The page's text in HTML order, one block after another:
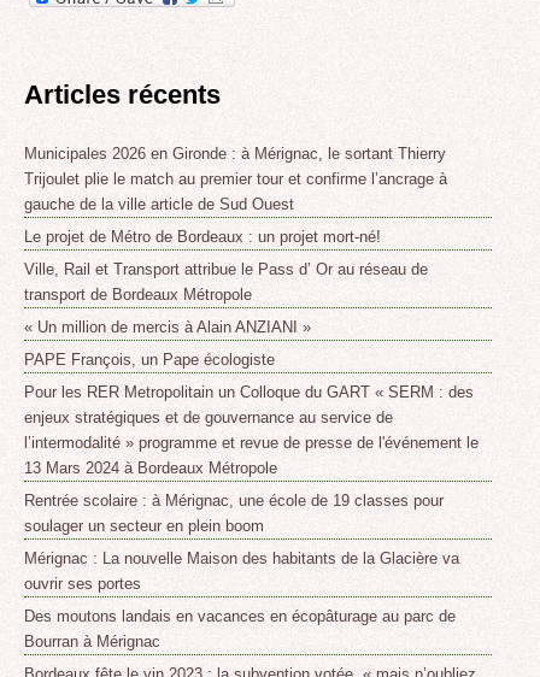
Articles récents
Municipales 2026 en Gironde : à Mérignac, le sortant Thierry
Trijoulet plie le match au premier tour et confirme l’ancrage à
gauche de la ville article de Sud Ouest
Le projet de Métro de Bordeaux : un projet mort-né!
Ville, Rail et Transport attribue le Pass d’ Or au réseau de
transport de Bordeaux Métropole
« Un million de mercis à Alain ANZIANI »
PAPE François, un Pape écologiste
Pour les RER Metropolitain un Colloque du GART « SERM : des
enjeux stratégiques et de gouvernance au service de
l’intermodalité » programme et revue de presse de l'événement le
13 Mars 2024 à Bordeaux Métropole
Rentrée scolaire : à Mérignac, une école de 19 classes pour
soulager un secteur en plein boom
Mérignac : La nouvelle Maison des habitants de la Glacière va
ouvrir ses portes
Des moutons landais en vacances en écopâturage au parc de
Bourran à Mérignac